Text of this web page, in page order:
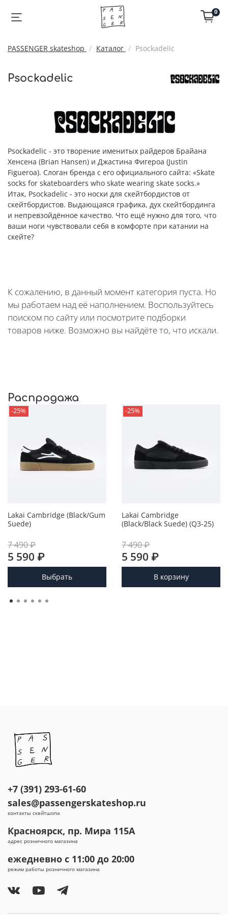
0
PASSENGER skateshop Каталог Psockadelic
Psockadelic
Psockadelic - это творение именитых райдеров Брайана
Хенсена (Brian Hansen) и Джастина Фигероа (Justin
Figueroa). Слоган бренда с его официального сайта: «Skate
socks for skateboarders who skate wearing skate socks.»
Итак, Psockadelic - это носки для скейтбордистов от
скейтбордистов. Выдающаяся графика, дух скейтбординга
и непревзойдённое качество. Что ещё нужно для того, что
ваши ноги чувствовали себя в комфорте при катании на
скейте?
К сожалению, в данный момент категория пуста. Но
мы работаем над её наполнением. Воспользуйтесь
поиском по сайту или посмотрите подборки
товаров ниже. Возможно вы найдёте то, что искали.
Распродажа
-25%
Lakai Cambridge (Black/Gum
Suede)
7 490 ₽
5 590 ₽
Выбрать
-25%
Lakai Cambridge
(Black/Black Suede) (Q3-25)
7 490 ₽
5 590 ₽
В корзину
+7 (391) 293-61-60
sales@passengerskateshop.ru
контакты скейтшопа
Красноярск, пр. Мира 115А
адрес розничного магазина
ежедневно с 11:00 до 20:00
режим работы розничного магазина